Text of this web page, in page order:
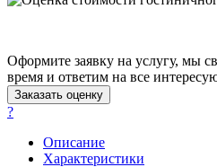
Оформите заявку на услугу, мы
время и ответим на все
Заказать оценку
?
Описание
Характеристики
Асино
Астрахань
Ахтубинск
Ачинск
Баймак